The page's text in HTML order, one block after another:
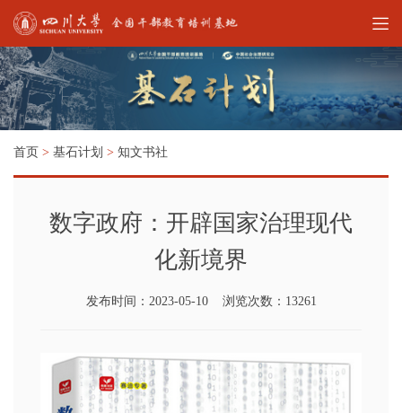
首页 > 基石计划 > 知文书社
数字政府：开辟国家治理现代
化新境界
发布时间：2023-05-10 浏览次数：13261